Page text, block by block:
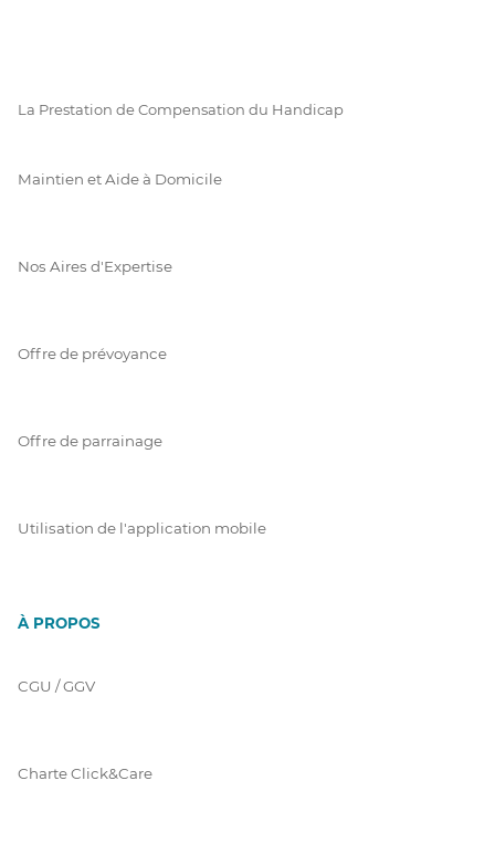
La Prestation de Compensation du Handicap
Maintien et Aide à Domicile
Nos Aires d'Expertise
Offre de prévoyance
Offre de parrainage
Utilisation de l'application mobile
À PROPOS
CGU / GGV
Charte Click&Care